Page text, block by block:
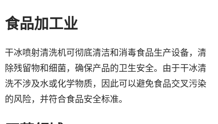
食品加工业
干冰喷射清洗机可彻底清洁和消毒食品生产设备，清
除残留物和细菌，确保产品的卫生安全。由于干冰清
洗不涉及水或化学物质，因此可以避免食品交叉污染
的风险，并符合食品安全标准。